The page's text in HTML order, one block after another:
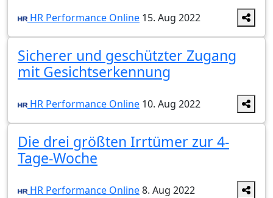
HR Performance Online 15. Aug 2022
Sicherer und geschützter Zugang
mit Gesichtserkennung
HR Performance Online 10. Aug 2022
Die drei größten Irrtümer zur 4-
Tage-Woche
HR Performance Online8. Aug 2022